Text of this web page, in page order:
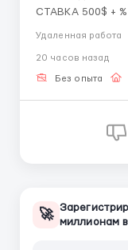
СТАВКА 500$ + % 🏠 Удалённая работа из дома 📚
✔️
модели,
Удаленная работа
20 часов назад
Без опыта
🚀
миллионам